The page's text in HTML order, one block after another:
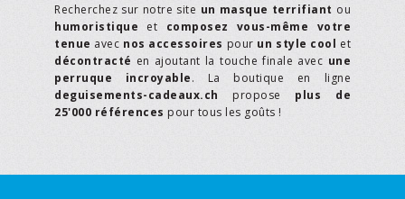
Recherchez sur notre site un masque terrifiant ou
humoristique et composez vous-même votre
tenue avec nos accessoires pour un style cool et
décontracté en ajoutant la touche finale avec une
perruque incroyable. La boutique en ligne
deguisements-cadeaux.ch propose plus de
25'000 références pour tous les goûts !